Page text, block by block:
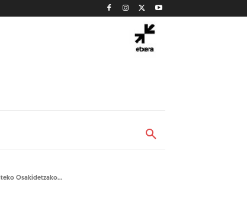
Osakidetzako...